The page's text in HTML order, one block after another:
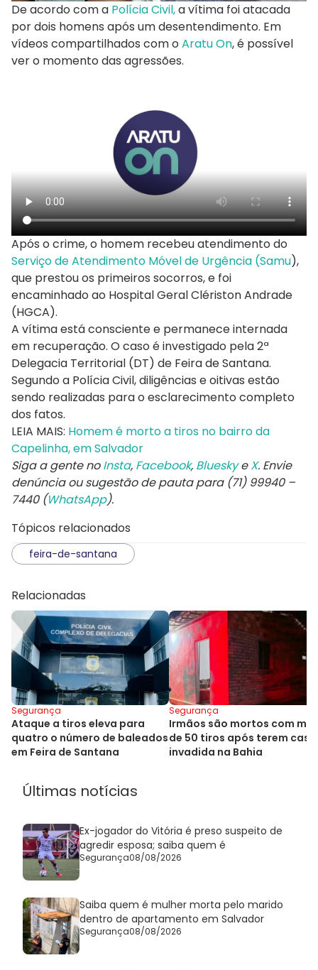
De acordo com a Polícia Civil,a vítima foi atacada
por dois homens após um desentendimento. Em
vídeos compartilhados com o Aratu On, é possível
ver o momento das agressões.
Após o crime, o homem recebeu atendimento do
Serviço de Atendimento Móvel de Urgência (Samu),
que prestou os primeiros socorros, e foi
encaminhado ao Hospital Geral Clériston Andrade
(HGCA).
A vítima está consciente e permanece internada
em recuperação. O caso é investigado pela 2ª
Delegacia Territorial (DT) de Feira de Santana.
Segundo a Polícia Civil, diligências e oitivas estão
sendo realizadas para o esclarecimento completo
dos fatos.
LEIA MAIS: Homem é morto a tiros no bairro da
Capelinha, em Salvador
Siga a gente noInsta, Facebook, BlueskyeX. Envie
denúncia ou sugestão de pauta para (71) 99940 –
7440 (WhatsApp).
Tópicos relacionados
feira-de-santana
Relacionadas
Segurança
Ataque a tiros eleva para
quatro o número de baleados
em Feira de Santana
Segurança
Irmãos são mortos com
de 50 tiros após terem casa
invadida na Bahia
Últimas notícias
Ex-jogador do Vitória é preso suspeito de
agredir esposa; saiba quem é
Segurança08/08/2026
Saiba quem é mulher morta pelo marido
dentro de apartamento em Salvador
Segurança08/08/2026